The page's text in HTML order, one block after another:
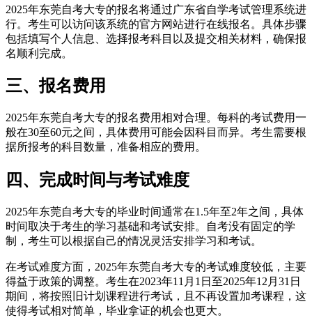
2025年东莞自考大专的报名将通过广东省自学考试管理系统进
行。考生可以访问该系统的官方网站进行在线报名。具体步骤
包括填写个人信息、选择报考科目以及提交相关材料，确保报
名顺利完成。
三、报名费用
2025年东莞自考大专的报名费用相对合理。每科的考试费用一
般在30至60元之间，具体费用可能会因科目而异。考生需要根
据所报考的科目数量，准备相应的费用。
四、完成时间与考试难度
2025年东莞自考大专的毕业时间通常在1.5年至2年之间，具体
时间取决于考生的学习基础和考试安排。自考没有固定的学
制，考生可以根据自己的情况灵活安排学习和考试。
在考试难度方面，2025年东莞自考大专的考试难度较低，主要
得益于政策的调整。考生在2023年11月1日至2025年12月31日
期间，将按照旧计划课程进行考试，且不再设置加考课程，这
使得考试相对简单，毕业拿证的机会也更大。